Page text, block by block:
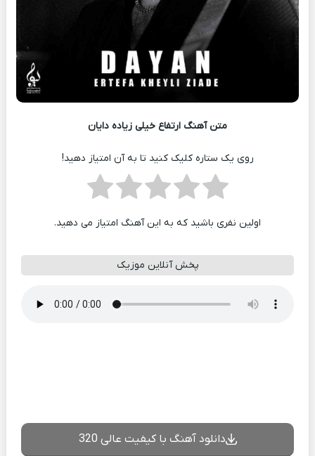
متن آهنگ ارتفاع خیلی زیاده دایان
روی یک ستاره کلیک کنید تا به آن امتیاز دهید!
اولین نفری باشید که به این آهنگ امتیاز می دهید.
پخش آنلاین موزیک
دانلود آهنگ با کیفیت عالی 320